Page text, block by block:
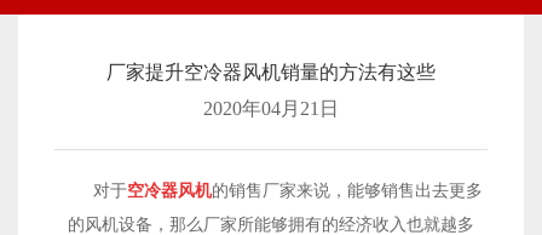
厂家提升空冷器风机销量的方法有这些
2020年04月21日
对于空冷器风机的销售厂家来说，能够销售出去更多
的风机设备，那么厂家所能够拥有的经济收入也就越多